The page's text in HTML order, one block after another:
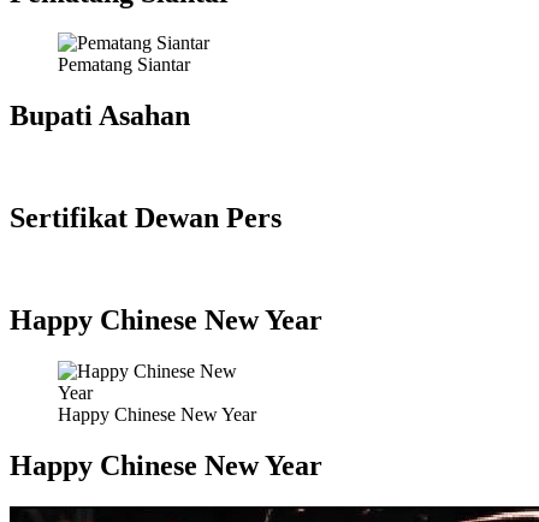
Pematang Siantar
Bupati Asahan
Sertifikat Dewan Pers
Happy Chinese New Year
Happy Chinese New Year
Happy Chinese New Year